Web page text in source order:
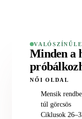
Minden a
NŐI OLDAL
Mensik
túl görcsös
Ciklusok